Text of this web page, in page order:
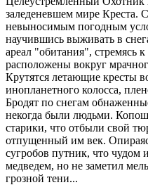
заледеневшем мире Креста.
невыносимым погодным
научившись выживать в
ареал "обитания", стремясь
расположены вокруг
Крутятся летающие кресты
инопланетного колосса,
Бродят по снегам
некогда были людьми.
старики, что отбыли свой
отпущенный им век.
сугробов путник, что чудом
медведем, но не заметил
грозной тени...